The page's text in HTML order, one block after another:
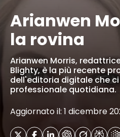
Arianwen
la rovina
Arianwen Morris,
Blighty, è la più recente
dell'editoria digitale che
professionale quotidiana.
Aggiornato il: 1 dicembre